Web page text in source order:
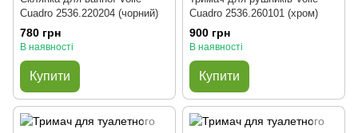
Cuadro 2536.220204 (чорний)
780 грн
В наявності
Купити
Cuadro 2536.260101 (хром)
900 грн
В наявності
Купити